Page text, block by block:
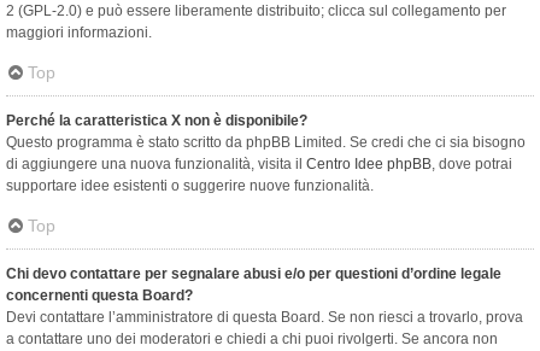
2 (GPL-2.0) e può essere liberamente distribuito; clicca sul collegamento per
maggiori informazioni.
Top
Perché la caratteristica X non è disponibile?
Questo programma è stato scritto da phpBB Limited. Se credi che ci sia bisogno
di aggiungere una nuova funzionalità, visita il Centro Idee phpBB, dove potrai
supportare idee esistenti o suggerire nuove funzionalità.
Top
Chi devo contattare per segnalare abusi e/o per questioni d’ordine legale
concernenti questa Board?
Devi contattare l’amministratore di questa Board. Se non riesci a trovarlo, prova
a contattare uno dei moderatori e chiedi a chi puoi rivolgerti. Se ancora non